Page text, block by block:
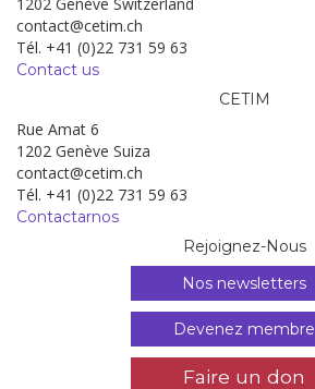
contact@cetim.ch
Tél. +41 (0)22 731 59 63
Contact us
CETIM
Rue Amat 6
1202 Genève Suiza
contact@cetim.ch
Tél. +41 (0)22 731 59 63
Contactarnos
Rejoignez-Nous
Nos newsletters
Devenez membre
Faire un don